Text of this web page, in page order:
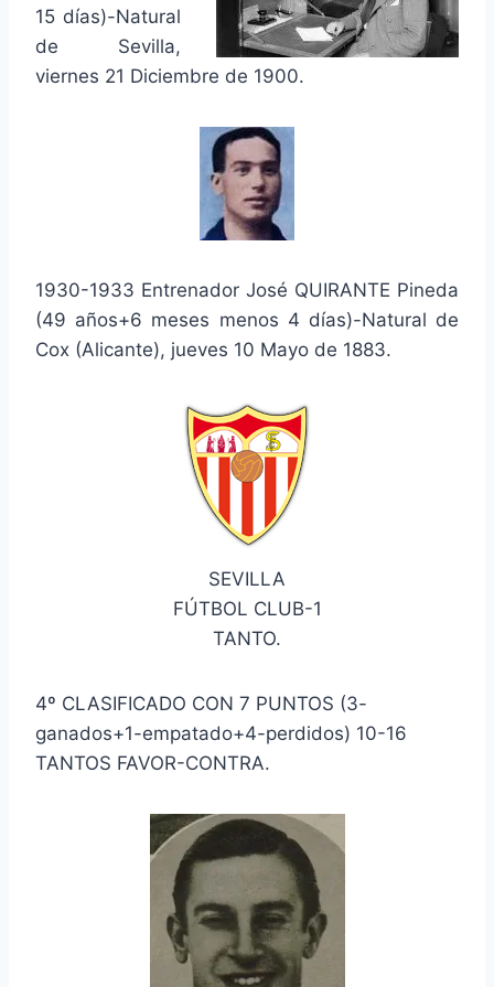
15 días)-Natural
de Sevilla,
viernes 21 Diciembre de 1900.
1930-1933 Entrenador José QUIRANTE Pineda
(49 años+6 meses menos 4 días)-Natural de
Cox (Alicante), jueves 10 Mayo de 1883.
SEVILLA
FÚTBOL CLUB-1
TANTO.
4º CLASIFICADO CON 7 PUNTOS (3-
ganados+1-empatado+4-perdidos) 10-16
TANTOS FAVOR-CONTRA.